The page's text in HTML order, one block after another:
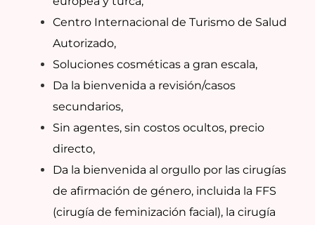
Centro Internacional de Turismo de Salud
Autorizado,
Soluciones cosméticas a gran escala,
Da la bienvenida a revisión/casos
secundarios,
Sin agentes, sin costos ocultos, precio
directo,
Da la bienvenida al orgullo por las cirugías
de afirmación de género, incluida la FFS
(cirugía de feminización facial), la cirugía